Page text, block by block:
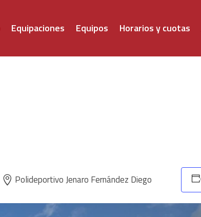
Equipaciones Equipos Horarios y cuotas
 Polideportivo Jenaro Fernández Diego